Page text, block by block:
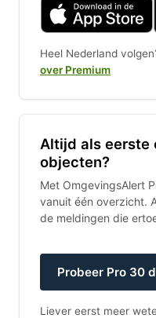
Heel Nederland
over Premium
Altijd als eerste
objecten?
Met OmgevingsAlert
vanuit één overzicht.
de meldingen die
Probeer Pro 30
Liever eerst meer